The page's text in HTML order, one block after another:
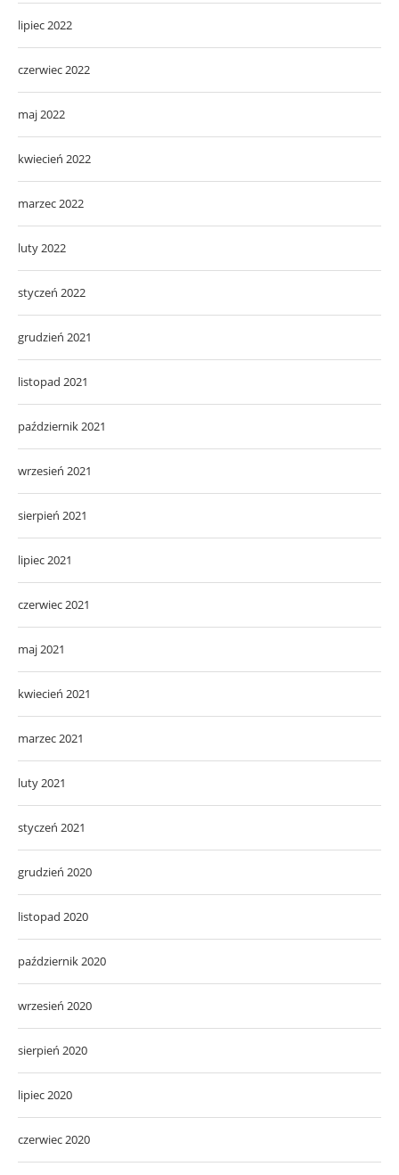
lipiec 2022
czerwiec 2022
maj 2022
kwiecień 2022
marzec 2022
luty 2022
styczeń 2022
grudzień 2021
listopad 2021
październik 2021
wrzesień 2021
sierpień 2021
lipiec 2021
czerwiec 2021
maj 2021
kwiecień 2021
marzec 2021
luty 2021
styczeń 2021
grudzień 2020
listopad 2020
październik 2020
wrzesień 2020
sierpień 2020
lipiec 2020
czerwiec 2020